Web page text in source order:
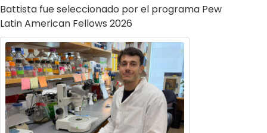
Battista fue seleccionado por el programa Pew
Latin American Fellows 2026